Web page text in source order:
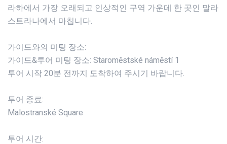
라하에서 가장 오래되고 인상적인 구역 가운데 한 곳인 말라
스트라나에서 마칩니다.
가이드와의 미팅 장소:
가이드&투어 미팅 장소: Staroměstské náměstí 1
투어 시작 20분 전까지 도착하여 주시기 바랍니다.
투어 종료:
Malostranské Square
투어 시간: